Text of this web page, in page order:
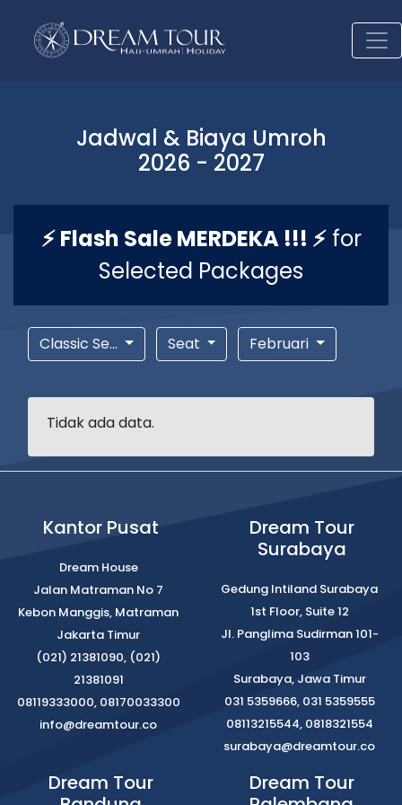
Jadwal & Biaya Umroh
2026 - 2027
⚡ Flash Sale MERDEKA !!! ⚡for
Selected Packages
Classic Se... Seat Februari
Tidak ada data.
Kantor Pusat
Dream House
Jalan Matraman No 7
Kebon Manggis, Matraman
Jakarta Timur
(021) 21381090, (021)
21381091
08119333000, 08170033300
info@dreamtour.co
Dream Tour
Surabaya
Gedung Intiland Surabaya
1st Floor, Suite 12
Jl. Panglima Sudirman 101-
103
Surabaya, Jawa Timur
031 5359666, 031 5359555
08113215544, 0818321554
surabaya@dreamtour.co
Dream Tour
Dream Tour